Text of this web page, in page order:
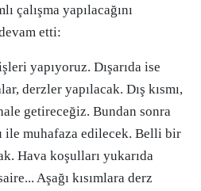
çalışma yapılacağını
etti:
yapıyoruz. Dışarıda ise
derzler yapılacak. Dış kısmı,
getireceğiz. Bundan sonra
ile muhafaza edilecek. Belli bir
Hava koşulları yukarıda
Aşağı kısımlara derz